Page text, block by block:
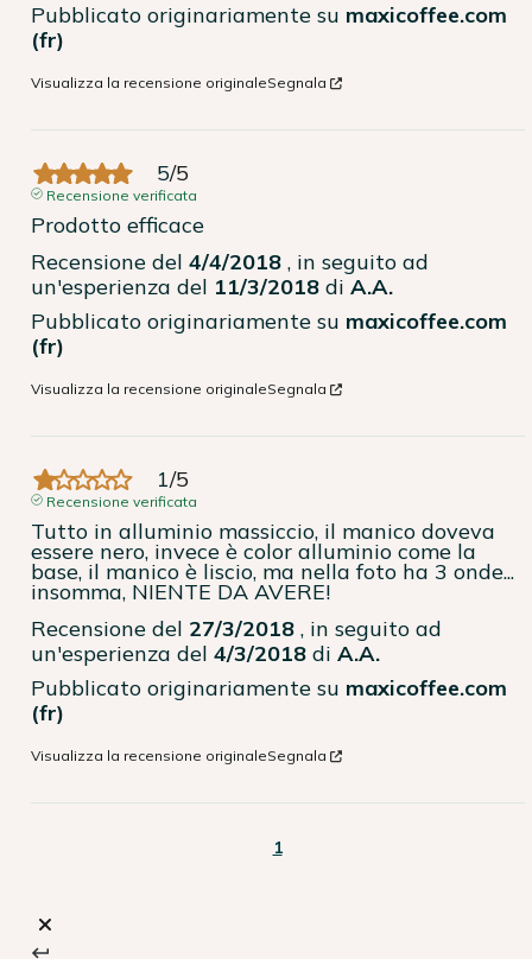
Pubblicato originariamente su maxicoffee.com
(fr)
Visualizza la recensione originaleSegnala
5/5
Recensione verificata
Prodotto efficace
Recensione del 4/4/2018 , in seguito ad
un'esperienza del 11/3/2018 di A.A.
Pubblicato originariamente su maxicoffee.com
(fr)
Visualizza la recensione originaleSegnala
1/5
Recensione verificata
Tutto in alluminio massiccio, il manico doveva
essere nero, invece è color alluminio come la
base, il manico è liscio, ma nella foto ha 3 onde...
insomma, NIENTE DA AVERE!
Recensione del 27/3/2018 , in seguito ad
un'esperienza del 4/3/2018 di A.A.
Pubblicato originariamente su maxicoffee.com
(fr)
Visualizza la recensione originaleSegnala
1